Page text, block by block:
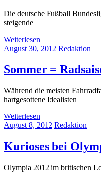
Die deutsche Fußball
steigende
Weiterlesen
August 30, 2012 Redaktion
Sommer =
Während die meisten
hartgesottene Idealisten
Weiterlesen
August 8, 2012 Redaktion
Kurioses bei
Olympia 2012 im britischen